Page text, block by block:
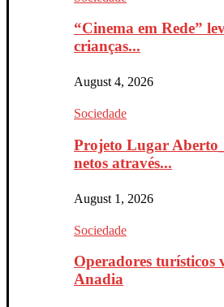
“Cinema em Rede”
crianças...
August 4, 2026
Sociedade
Projeto Lugar
netos através...
August 1, 2026
Sociedade
Operadores turísticos
Anadia